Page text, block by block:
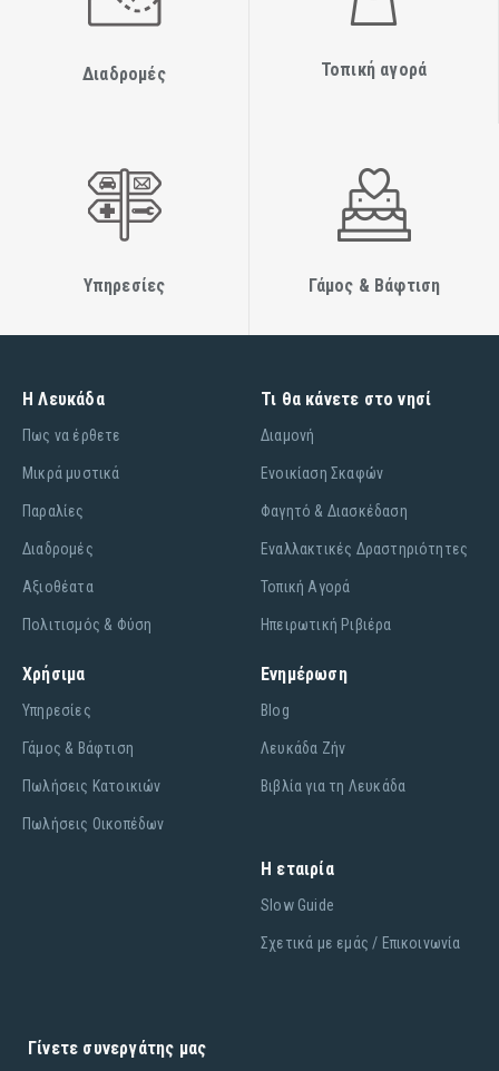
Διαδρομές Τοπική αγορά
Υπηρεσίες Γάμος & Βάφτιση
Η Λευκάδα
Πως να έρθετε
Μικρά μυστικά
Παραλίες
Διαδρομές
Αξιοθέατα
Πολιτισμός & Φύση
Τι θα κάνετε στο νησί
Διαμονή
Ενοικίαση Σκαφών
Φαγητό & Διασκέδαση
Εναλλακτικές Δραστηριότητες
Τοπική Αγορά
Ηπειρωτική Ριβιέρα
Χρήσιμα
Υπηρεσίες
Γάμος & Βάφτιση
Πωλήσεις Κατοικιών
Πωλήσεις Οικοπέδων
Ενημέρωση
Blog
Λευκάδα Ζήν
Βιβλία για τη Λευκάδα
Η εταιρία
Slow Guide
Σχετικά με εμάς / Επικοινωνία
Γίνετε συνεργάτης μας